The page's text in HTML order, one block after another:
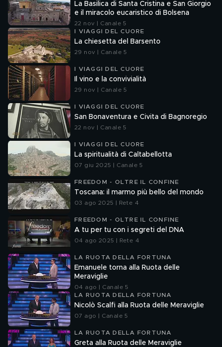
La Basilica di Santa Cristina e San Giorgio
e il miracolo eucaristico di Bolsena
22 nov | Canale 5
I VIAGGI DEL CUORE
La chiesetta del Barsento
29 nov | Canale 5
I VIAGGI DEL CUORE
Il vino e la convivialità
29 nov | Canale 5
I VIAGGI DEL CUORE
San Bonaventura e Civita di Bagnoregio
22 nov | Canale 5
I VIAGGI DEL CUORE
La spiritualità di Caltabellotta
07 giu 2025 | Canale 5
FREEDOM - OLTRE IL CONFINE
Toscana: il marmo più bello del mondo
03 ago 2025 | Rete 4
FREEDOM - OLTRE IL CONFINE
A tu per tu con i segreti del DNA
04 ago 2025 | Rete 4
LA RUOTA DELLA FORTUNA
Emanuele torna alla Ruota delle
Meraviglie
04 ago | Canale 5
LA RUOTA DELLA FORTUNA
Nicolò Scalfi alla Ruota delle Meraviglie
07 ago | Canale 5
LA RUOTA DELLA FORTUNA
Greta alla Ruota delle Meraviglie